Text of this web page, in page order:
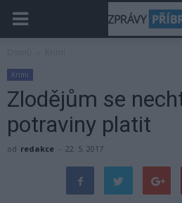
Krimi
Zlodějům se
potraviny platit
od redakce - 22. 5. 2017